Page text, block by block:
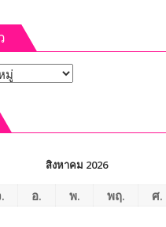
สิงหาคม 2026
อ. พ. พฤ. ศ.